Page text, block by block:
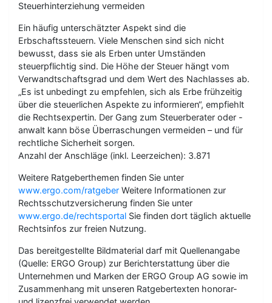
Steuerhinterziehung vermeiden
Ein häufig unterschätzter Aspekt sind die
Erbschaftssteuern. Viele Menschen sind sich nicht
bewusst, dass sie als Erben unter Umständen
steuerpflichtig sind. Die Höhe der Steuer hängt vom
Verwandtschaftsgrad und dem Wert des Nachlasses ab.
„Es ist unbedingt zu empfehlen, sich als Erbe frühzeitig
über die steuerlichen Aspekte zu informieren“, empfiehlt
die Rechtsexpertin. Der Gang zum Steuerberater oder -
anwalt kann böse Überraschungen vermeiden – und für
rechtliche Sicherheit sorgen.
Anzahl der Anschläge (inkl. Leerzeichen): 3.871
Weitere Ratgeberthemen finden Sie unter
www.ergo.com/ratgeber Weitere Informationen zur
Rechtsschutzversicherung finden Sie unter
www.ergo.de/rechtsportal Sie finden dort täglich aktuelle
Rechtsinfos zur freien Nutzung.
Das bereitgestellte Bildmaterial darf mit Quellenangabe
(Quelle: ERGO Group) zur Berichterstattung über die
Unternehmen und Marken der ERGO Group AG sowie im
Zusammenhang mit unseren Ratgebertexten honorar-